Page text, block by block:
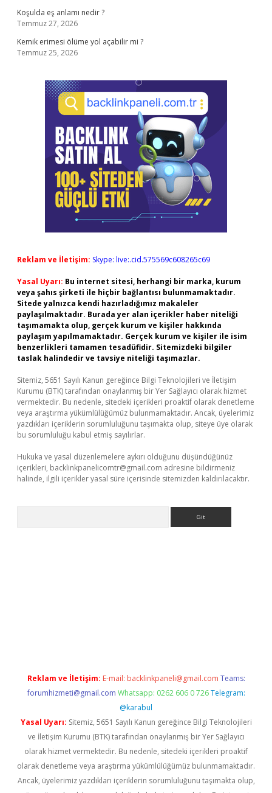
Koşulda eş anlamı nedir ?
Temmuz 27, 2026
Kemik erimesi ölüme yol açabilir mi ?
Temmuz 25, 2026
Reklam ve İletişim: Skype: live:.cid.575569c608265c69
Yasal Uyarı: Bu internet sitesi, herhangi bir marka, kurum
veya şahıs şirketi ile hiçbir bağlantısı bulunmamaktadır.
Sitede yalnızca kendi hazırladığımız makaleler
paylaşılmaktadır. Burada yer alan içerikler haber niteliği
taşımamakta olup, gerçek kurum ve kişiler hakkında
paylaşım yapılmamaktadır. Gerçek kurum ve kişiler ile isim
benzerlikleri tamamen tesadüfidir. Sitemizdeki bilgiler
taslak halindedir ve tavsiye niteliği taşımazlar.
Sitemiz, 5651 Sayılı Kanun gereğince Bilgi Teknolojileri ve İletişim
Kurumu (BTK) tarafından onaylanmış bir Yer Sağlayıcı olarak hizmet
vermektedir. Bu nedenle, sitedeki içerikleri proaktif olarak denetleme
veya araştırma yükümlülüğümüz bulunmamaktadır. Ancak, üyelerimiz
yazdıkları içeriklerin sorumluluğunu taşımakta olup, siteye üye olarak
bu sorumluluğu kabul etmiş sayılırlar.
Hukuka ve yasal düzenlemelere aykırı olduğunu düşündüğünüz
içerikleri, backlinkpanelicomtr@gmail.com adresine bildirmeniz
halinde, ilgili içerikler yasal süre içerisinde sitemizden kaldırılacaktır.
Reklam ve İletişim: E-mail: backlinkpaneli@gmail.com Teams:
forumhizmeti@gmail.com Whatsapp: 0262 606 0 726 Telegram:
@karabul
Yasal Uyarı: Sitemiz, 5651 Sayılı Kanun gereğince Bilgi Teknolojileri
ve İletişim Kurumu (BTK) tarafından onaylanmış bir Yer Sağlayıcı
olarak hizmet vermektedir. Bu nedenle, sitedeki içerikleri proaktif
olarak denetleme veya araştırma yükümlülüğümüz bulunmamaktadır.
Ancak, üyelerimiz yazdıkları içeriklerin sorumluluğunu taşımakta olup,